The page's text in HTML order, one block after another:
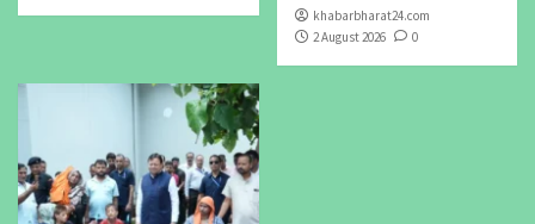
khabarbharat24.com
2 August 2026
0